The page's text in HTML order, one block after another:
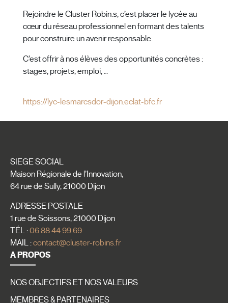
Rejoindre le Cluster Robin.s, c’est placer le lycée au
cœur du réseau professionnel en formant des talents
pour construire un avenir responsable.
C’est offrir à nos élèves des opportunités concrètes :
stages, projets, emploi, …
https://lyc-lesmarcsdor-dijon.eclat-bfc.fr
SIEGE SOCIAL
Maison Régionale de l’Innovation,
64 rue de Sully, 21000 Dijon
ADRESSE POSTALE
1 rue de Soissons, 21000 Dijon
TÉL :06 88 44 99 69
MAIL :contact@cluster-robins.fr
A PROPOS
NOS OBJECTIFS ET NOS VALEURS
MEMBRES & PARTENAIRES